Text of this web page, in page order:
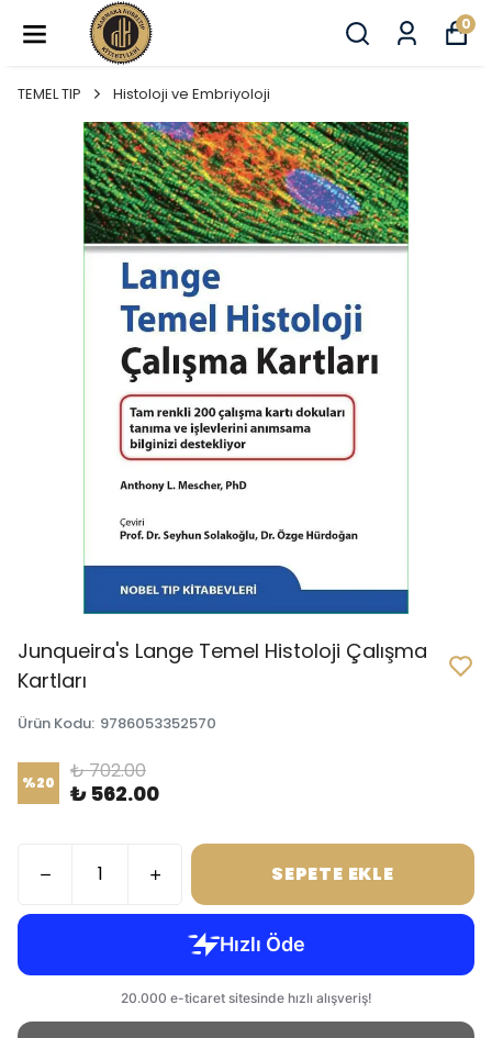
0
TEMEL TIP Histoloji ve Embriyoloji
Junqueira's Lange Temel Histoloji Çalışma
Kartları
Ürün Kodu: 9786053352570
%20 ₺ 702.00
₺ 562.00
SEPETE EKLE